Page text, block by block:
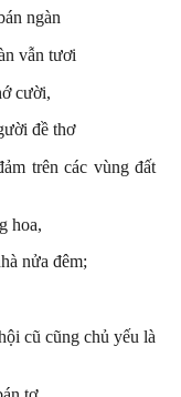
ngàn
vẫn tươi
cười,
đề thơ
trên các vùng đất
hoa,
nửa đêm;
cũ cũng chủ yếu là